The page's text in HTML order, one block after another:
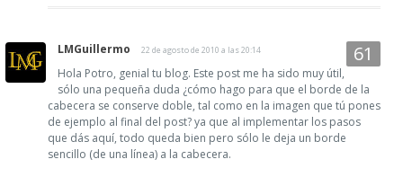
LMGuillermo 22 de agosto de 2010 a las 20:14
Hola Potro, genial tu blog. Este post me ha sido muy útil,
sólo una pequeña duda ¿cómo hago para que el borde de la
cabecera se conserve doble, tal como en la imagen que tú pones
de ejemplo al final del post? ya que al implementar los pasos
que dás aquí, todo queda bien pero sólo le deja un borde
sencillo (de una línea) a la cabecera.